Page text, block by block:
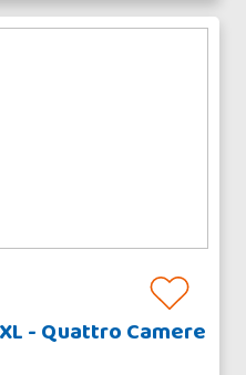
- Quattro Camere